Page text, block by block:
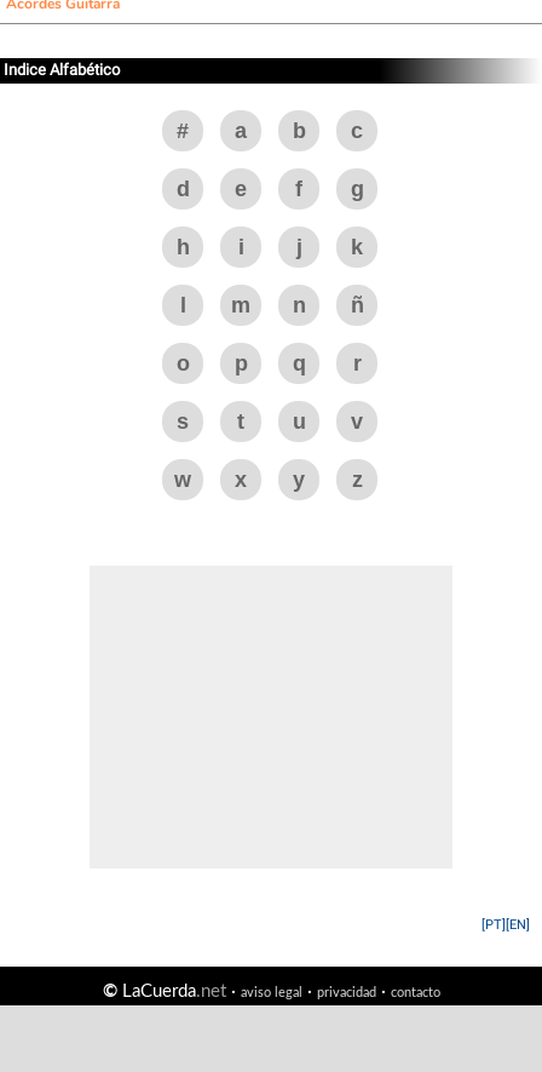
Indice Alfabético
# a b c
d e f g
h i j k
m n ñ
o p q r
s t u v
w x y z
[EN]
[PT]
©LaCuerda.net· aviso legal · privacidad· contacto